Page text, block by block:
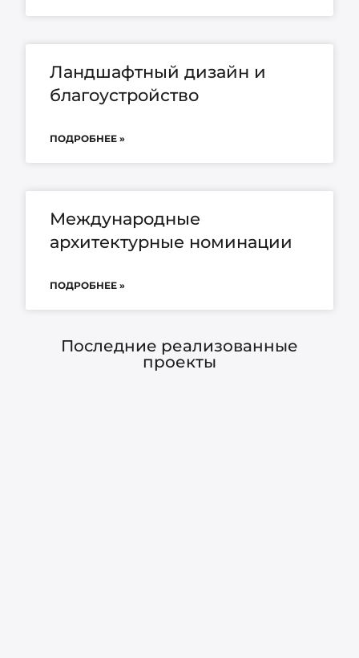
Ландшафтный дизайн и
благоустройство
ПОДРОБНЕЕ »
Международные
архитектурные номинации
ПОДРОБНЕЕ »
Последние реализованные
проекты